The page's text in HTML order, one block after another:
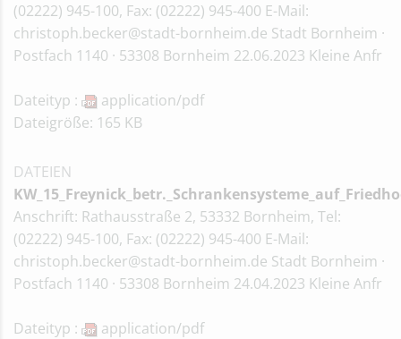
(02222) 945-100, Fax: (02222) 945-400 E-Mail:
christoph.becker@stadt-bornheim.de Stadt Bornheim ·
Postfach 1140 · 53308 Bornheim 22.06.2023 Kleine Anfr
Dateityp :
application/pdf
Dateigröße: 165 KB
DATEIEN
Anschrift: Rathausstraße 2, 53332 Bornheim, Tel:
(02222) 945-100, Fax: (02222) 945-400 E-Mail:
christoph.becker@stadt-bornheim.de Stadt Bornheim ·
Postfach 1140 · 53308 Bornheim 24.04.2023 Kleine Anfr
Dateityp :
application/pdf